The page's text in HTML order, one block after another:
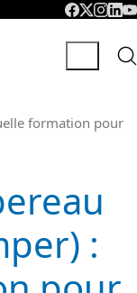
formation pour
: